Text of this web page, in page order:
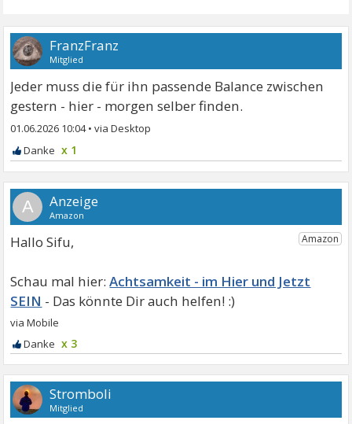
FranzFranz
Mitglied
Jeder muss die für ihn passende Balance zwischen
gestern - hier - morgen selber finden.
01.06.2026 10:04•
x 1
A
Hallo Sifu,
Achtsamkeit - im Hier und Jetzt
SEIN
x 3
Stromboli
Mitglied